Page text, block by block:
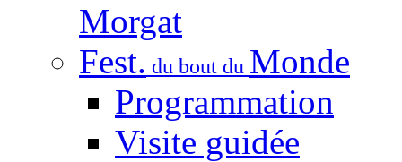
Morgat
Fest. du bout du Monde
Programmation
Visite guidée